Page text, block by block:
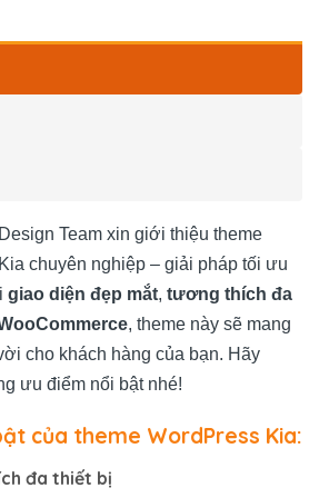
Team xin giới thiệu theme
chuyên nghiệp – giải pháp tối ưu
giao diện đẹp mắt, tương thích đa
, theme này sẽ mang
cho khách hàng của bạn. Hãy
ưu điểm nổi bật nhé!
của theme WordPress Kia:
đa thiết bị